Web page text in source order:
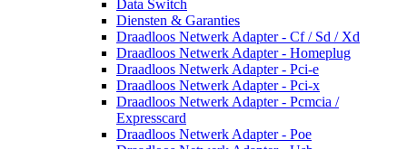
Data Switch
Diensten & Garanties
Draadloos Netwerk Adapter - Cf / Sd / Xd
Draadloos Netwerk Adapter - Homeplug
Draadloos Netwerk Adapter - Pci-e
Draadloos Netwerk Adapter - Pci-x
Draadloos Netwerk Adapter - Pcmcia /
Expresscard
Draadloos Netwerk Adapter - Poe